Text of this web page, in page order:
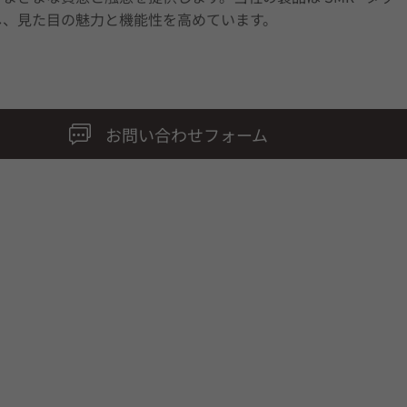
見た目の魅力と機能性を高めています。
お問い合わせフォーム